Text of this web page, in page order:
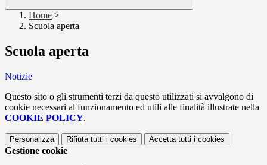
Home >
Scuola aperta
Scuola aperta
Notizie
Questo sito o gli strumenti terzi da questo utilizzati si avvalgono di
cookie necessari al funzionamento ed utili alle finalità illustrate nella
COOKIE POLICY.
Personalizza Rifiuta tutti i cookies Accetta tutti i cookies
Gestione cookie